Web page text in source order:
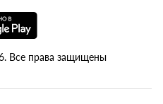
Все права защищены